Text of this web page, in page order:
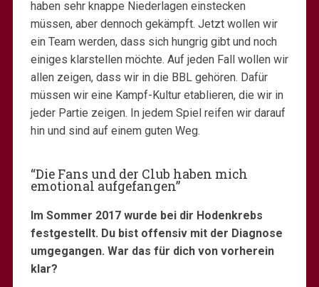
haben sehr knappe Niederlagen einstecken
müssen, aber dennoch gekämpft. Jetzt wollen wir
ein Team werden, dass sich hungrig gibt und noch
einiges klarstellen möchte. Auf jeden Fall wollen wir
allen zeigen, dass wir in die BBL gehören. Dafür
müssen wir eine Kampf-Kultur etablieren, die wir in
jeder Partie zeigen. In jedem Spiel reifen wir darauf
hin und sind auf einem guten Weg.
“Die Fans und der Club haben mich
emotional aufgefangen”
Im Sommer 2017 wurde bei dir Hodenkrebs
festgestellt. Du bist offensiv mit der Diagnose
umgegangen. War das für dich von vorherein
klar?